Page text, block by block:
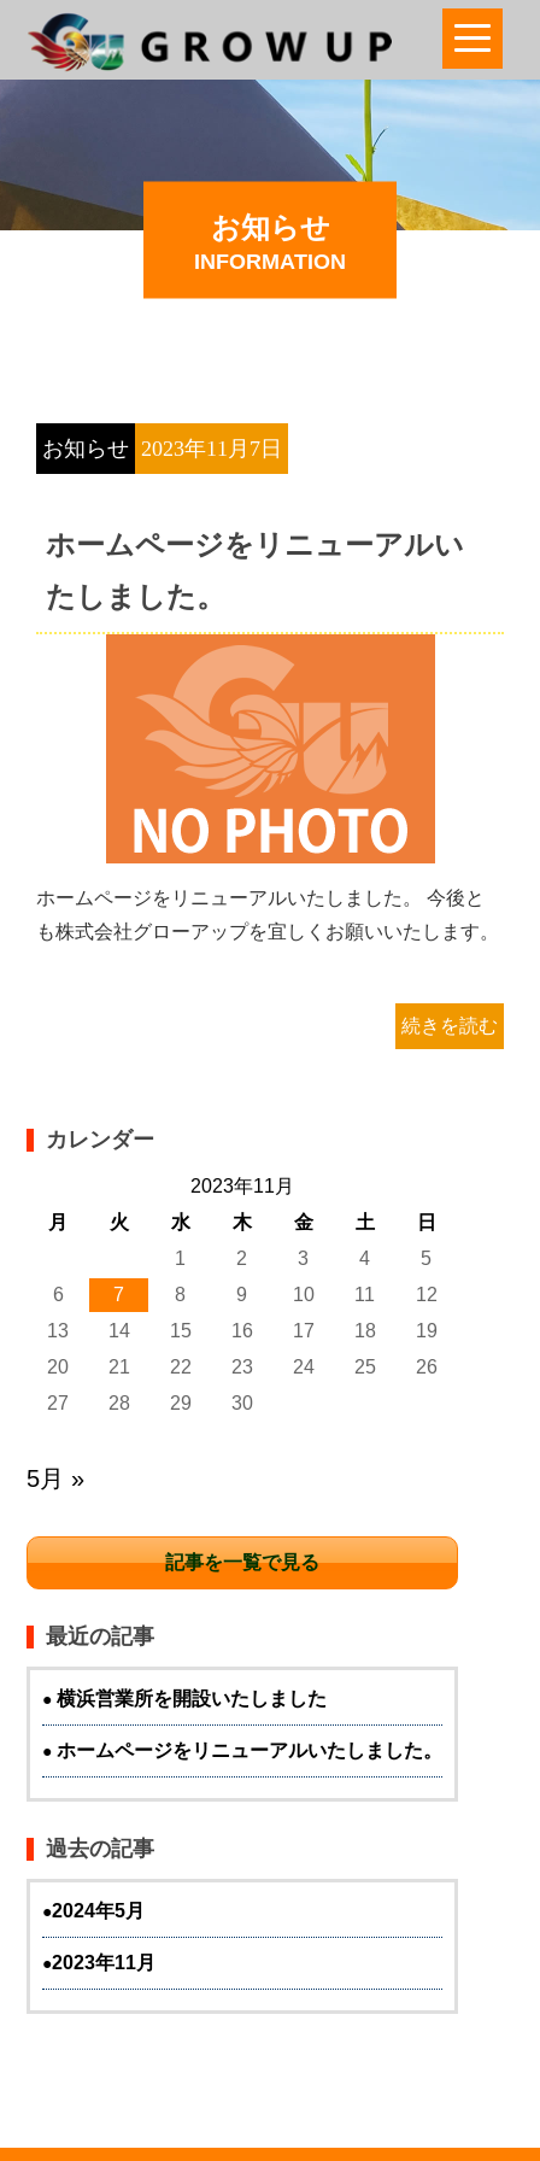
お知らせ
INFORMATION
お知らせ 2023年11月7日
ホームページをリニューアルい
たしました。
ホームページをリニューアルいたしました。 今後と
も株式会社グローアップを宜しくお願いいたします。
続きを読む
カレンダー
2023年11月
月
火 水 木 金 土
日
1
2 3 4
5
6
7 8 9 10 11
12
13
14 15 16 17 18
19
20
21 22 23 24 25
26
27
28 29 30
5月 »
記事を一覧で見る
最近の記事
横浜営業所を開設いたしました
ホームページをリニューアルいたしました。
過去の記事
2024年5月
2023年11月